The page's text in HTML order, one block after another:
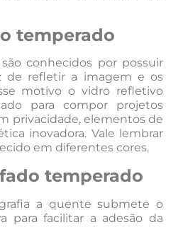
temperado
conhecidos por possuir
de refletir a imagem e os
motivo o vidro refletivo
para compor projetos
privacidade, elementos de
inovadora. Vale lembrar
em diferentes cores.
temperado
a quente submete o
para facilitar a adesão da